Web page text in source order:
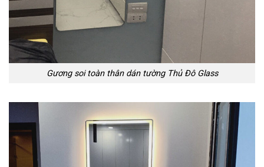
Gương soi toàn thân dán tường Thủ Đô Glass